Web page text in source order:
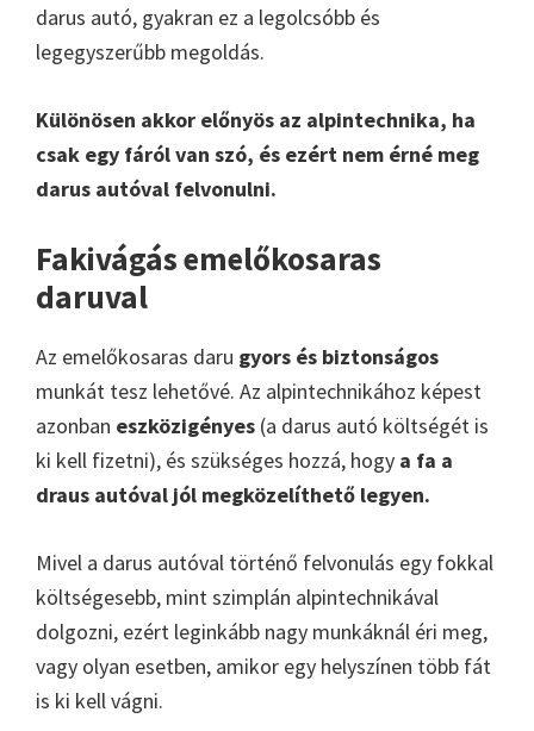
darus autó, gyakran ez a legolcsóbb és
legegyszerűbb megoldás.
Különösen akkor előnyös az alpintechnika, ha
csak egy fáról van szó, és ezért nem érné meg
darus autóval felvonulni.
Fakivágás emelőkosaras
daruval
Az emelőkosaras daru gyors és biztonságos
munkát tesz lehetővé. Az alpintechnikához képest
azonban eszközigényes (a darus autó költségét is
ki kell fizetni), és szükséges hozzá, hogy a fa a
draus autóval jól megközelíthető legyen.
Mivel a darus autóval történő felvonulás egy fokkal
költségesebb, mint szimplán alpintechnikával
dolgozni, ezért leginkább nagy munkáknál éri meg,
vagy olyan esetben, amikor egy helyszínen több fát
is ki kell vágni.